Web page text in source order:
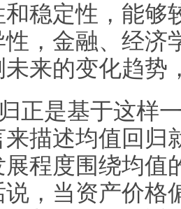
和稳定性，能够
，金融、经济
来的变化趋势
是基于这样
描述均值回归
程度围绕均值
，当资产价格